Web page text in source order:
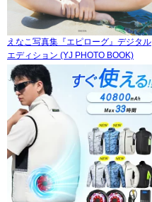
えなこ写真集『エピローグ』デジタル
エディション (YJ PHOTO BOOK)